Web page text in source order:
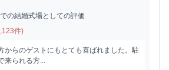
での結婚式場としての評価
件)
からのゲストにもとても喜ばれました。駐
来られる方...